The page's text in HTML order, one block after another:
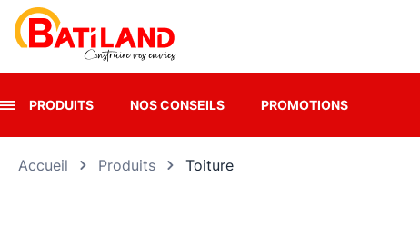
PRODUITS NOS CONSEILS PROMOTIONS
Accueil Produits Toiture
Panneau de gestion des cookies